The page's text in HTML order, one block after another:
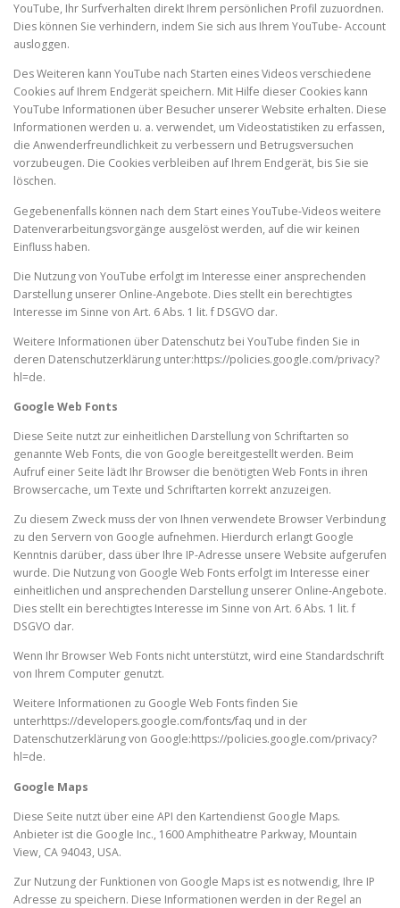
YouTube, Ihr Surfverhalten direkt Ihrem persönlichen Profil zuzuordnen.
Dies können Sie verhindern, indem Sie sich aus Ihrem YouTube- Account
ausloggen.
Des Weiteren kann YouTube nach Starten eines Videos verschiedene
Cookies auf Ihrem Endgerät speichern. Mit Hilfe dieser Cookies kann
YouTube Informationen über Besucher unserer Website erhalten. Diese
Informationen werden u. a. verwendet, um Videostatistiken zu erfassen,
die Anwenderfreundlichkeit zu verbessern und Betrugsversuchen
vorzubeugen. Die Cookies verbleiben auf Ihrem Endgerät, bis Sie sie
löschen.
Gegebenenfalls können nach dem Start eines YouTube-Videos weitere
Datenverarbeitungsvorgänge ausgelöst werden, auf die wir keinen
Einfluss haben.
Die Nutzung von YouTube erfolgt im Interesse einer ansprechenden
Darstellung unserer Online-Angebote. Dies stellt ein berechtigtes
Interesse im Sinne von Art. 6 Abs. 1 lit. f DSGVO dar.
Weitere Informationen über Datenschutz bei YouTube finden Sie in
deren Datenschutzerklärung unter:https://policies.google.com/privacy?
hl=de.
Google Web Fonts
Diese Seite nutzt zur einheitlichen Darstellung von Schriftarten so
genannte Web Fonts, die von Google bereitgestellt werden. Beim
Aufruf einer Seite lädt Ihr Browser die benötigten Web Fonts in ihren
Browsercache, um Texte und Schriftarten korrekt anzuzeigen.
Zu diesem Zweck muss der von Ihnen verwendete Browser Verbindung
zu den Servern von Google aufnehmen. Hierdurch erlangt Google
Kenntnis darüber, dass über Ihre IP-Adresse unsere Website aufgerufen
wurde. Die Nutzung von Google Web Fonts erfolgt im Interesse einer
einheitlichen und ansprechenden Darstellung unserer Online-Angebote.
Dies stellt ein berechtigtes Interesse im Sinne von Art. 6 Abs. 1 lit. f
DSGVO dar.
Wenn Ihr Browser Web Fonts nicht unterstützt, wird eine Standardschrift
von Ihrem Computer genutzt.
Weitere Informationen zu Google Web Fonts finden Sie
unterhttps://developers.google.com/fonts/faq und in der
Datenschutzerklärung von Google:https://policies.google.com/privacy?
hl=de.
Google Maps
Diese Seite nutzt über eine API den Kartendienst Google Maps.
Anbieter ist die Google Inc., 1600 Amphitheatre Parkway, Mountain
View, CA 94043, USA.
Zur Nutzung der Funktionen von Google Maps ist es notwendig, Ihre IP
Adresse zu speichern. Diese Informationen werden in der Regel an